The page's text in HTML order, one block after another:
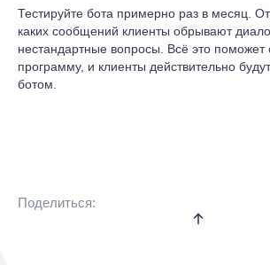
Тестируйте бота примерно раз в месяц.
каких сообщений клиенты обрывают
нестандартные вопросы. Всё это поможет
программу, и клиенты действительно
ботом.
Поделиться: